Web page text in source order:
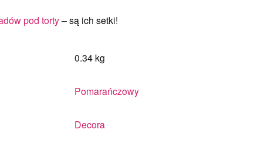
pod torty– są ich setki!
0.34 kg
Pomarańczowy
Decora